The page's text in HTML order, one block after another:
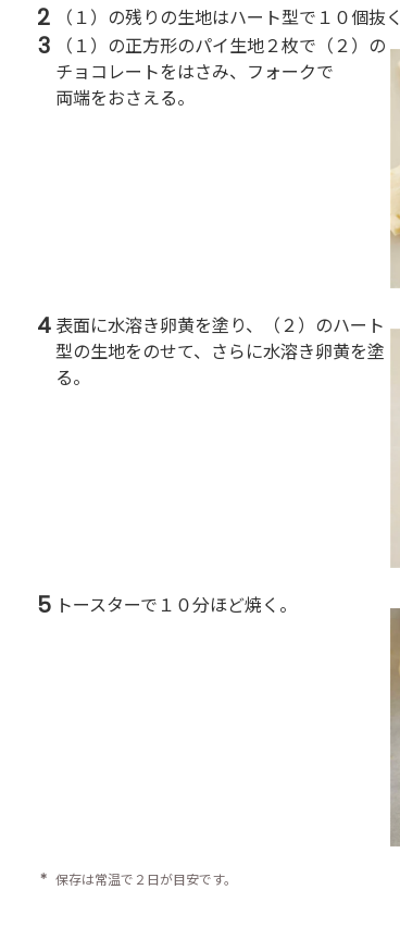
2 （１）の残りの生地はハート型で１０個抜
3
（１）の正方形のパイ生地２枚で（２）の
チョコレートをはさみ、フォークで
両端をおさえる。
4 表面に水溶き卵黄を塗り、（２）のハート
型の生地をのせて、さらに水溶き卵黄を塗
る。
5 トースターで１０分ほど焼く。
＊ 保存は常温で２日が目安です。